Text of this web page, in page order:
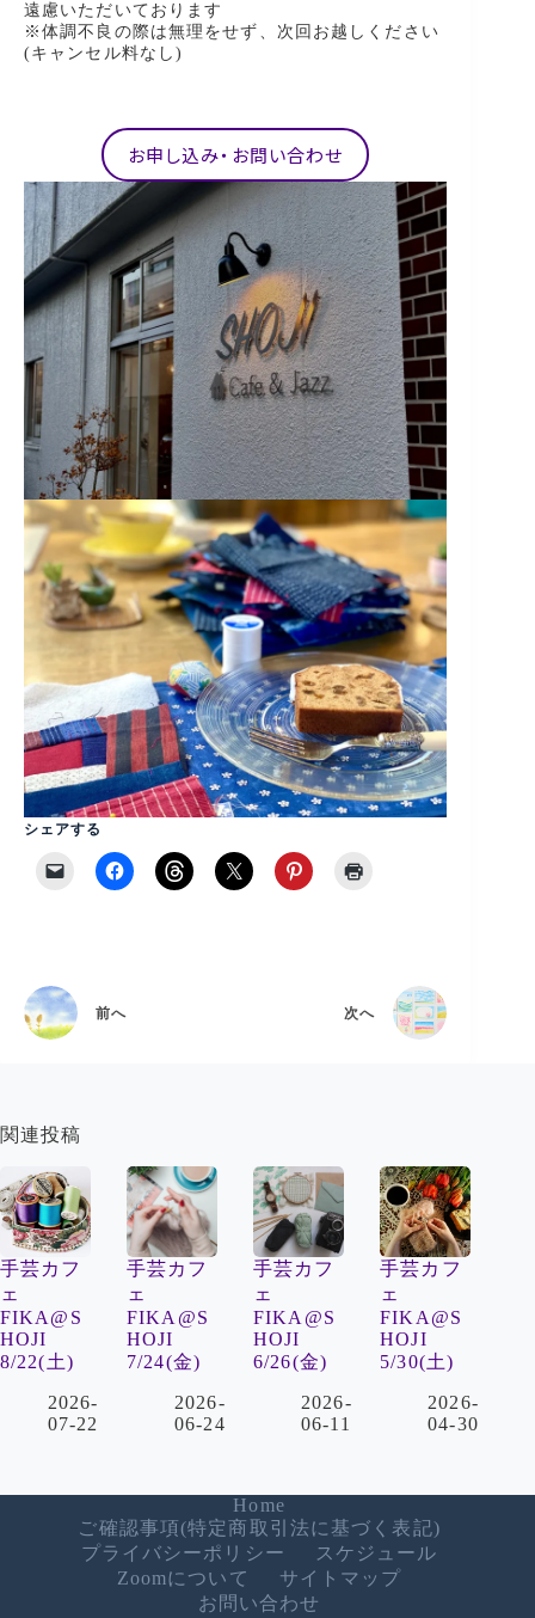
遠慮いただいております
※体調不良の際は無理をせず、次回お越しください
(キャンセル料なし)
お申し込み・お問い合わせ
シェアする
前へ 次へ
関連投稿
手芸カフ
ェ
FIKA@S
HOJI
8/22(土)
2026-
07-22
手芸カフ
ェ
FIKA@S
HOJI
7/24(金)
2026-
06-24
手芸カフ
ェ
FIKA@S
HOJI
6/26(金)
2026-
06-11
手芸カフ
ェ
FIKA@S
HOJI
5/30(土)
2026-
04-30
Home
ご確認事項(特定商取引法に基づく表記)
プライバシーポリシー
スケジュール
Zoomについて
サイトマップ
お問い合わせ